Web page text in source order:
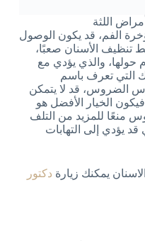
اللثة
الفم، قد يكون الوصول
تنظيف الأسنان صعبًا،
حولها، والذي يؤدي مع
التي تعرف باسم
الضروس، قد لا يتمكن
الخيار الأفضل هو
منعًا للمزيد من التلف
قد يؤدي إلى التهابات
يمكنك زيارة دكتور